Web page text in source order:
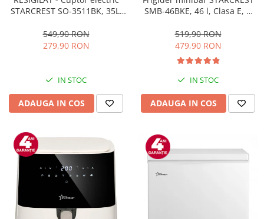
STARCREST SO-3511BK, 35L,
Programe predefinite,
Interfata digitala, Negru
549,90 RON
279,90 RON
IN STOC
ADAUGA IN COS
SMB-46BKE, 46 l, Clasa E, H
519,90 RON
479,90 RON
IN STOC
ADAUGA IN COS